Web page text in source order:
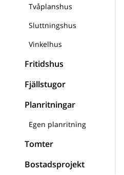
Tvåplanshus
Sluttningshus
Vinkelhus
Fritidshus
Fjällstugor
Planritningar
Egen planritning
Tomter
Bostadsprojekt